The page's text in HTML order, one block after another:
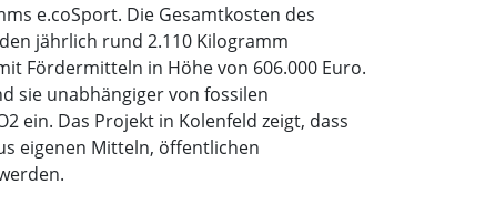
e.coSport. Die Gesamtkosten des
jährlich rund 2.110 Kilogramm
Fördermitteln in Höhe von 606.000 Euro.
sie unabhängiger von fossilen
ein. Das Projekt in Kolenfeld zeigt, dass
eigenen Mitteln, öffentlichen